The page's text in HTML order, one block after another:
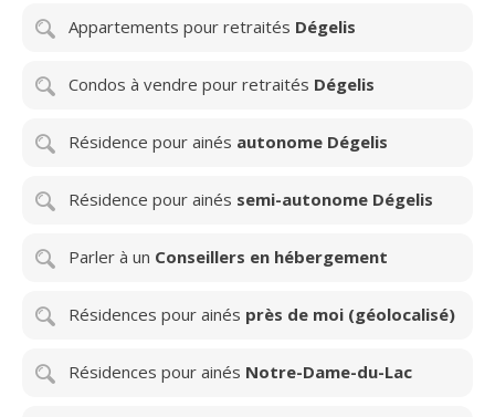
Appartements pour retraités Dégelis
Condos à vendre pour retraités Dégelis
Résidence pour ainés autonome Dégelis
Résidence pour ainés semi-autonome Dégelis
Parler à un Conseillers en hébergement
Résidences pour ainés près de moi (géolocalisé)
Résidences pour ainés Notre-Dame-du-Lac